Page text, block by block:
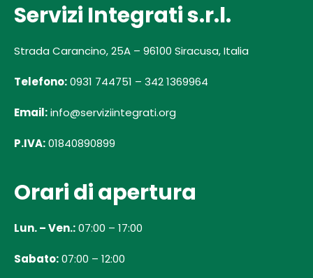
Servizi Integrati s.r.l.
Strada Carancino, 25A – 96100 Siracusa, Italia
Telefono:0931 744751 – 342 1369964
Email:info@serviziintegrati.org
P.IVA:01840890899
Orari di apertura
Lun. – Ven.:07:00 – 17:00
Sabato:07:00 – 12:00